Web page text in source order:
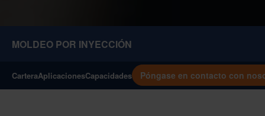
MOLDEO POR INYECCIÓN
CarteraAplicacionesCapacidades Póngase en contacto con